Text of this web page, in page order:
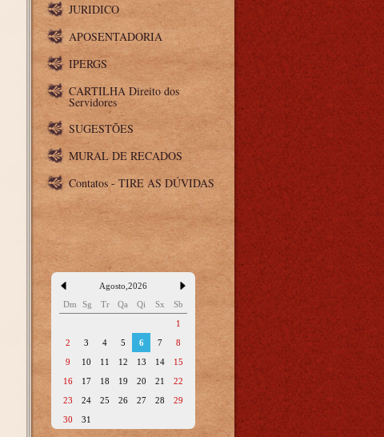
JURIDICO
APOSENTADORIA
IPERGS
CARTILHA Direito dos
Servidores
SUGESTÕES
MURAL DE RECADOS
Contatos - TIRE AS DÚVIDAS
Agosto 2026
Dm
Sg Tr Qa Qi Sx
Sb
1
2
3 4 5 6 7
8
9
10 11 12 13 14
15
16
17 18 19 20 21
22
23
24 25 26 27 28
29
30
31